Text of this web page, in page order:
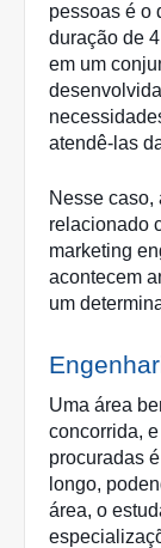
pessoas é o
duração de
em um
atendê-las
Nesse caso,
relacionado
marketing
acontecem
um
Uma área
concorrida,
procuradas
longo,
área, o